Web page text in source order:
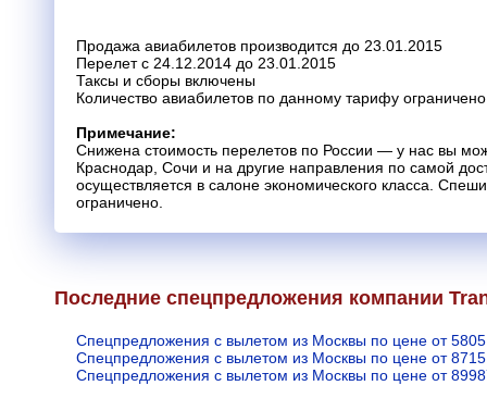
Продажа авиабилетов производится до 23.01.2015
Перелет с 24.12.2014 до 23.01.2015
Таксы и сборы включены
Количество авиабилетов по данному тарифу
Примечание:
Снижена стоимость перелетов по России — у нас вы
Краснодар, Сочи и на другие направления по самой
осуществляется в салоне экономического класса.
ограничено.
Последние спецпредложения компании
Спецпредложения с вылетом из Москвы по цене от
Спецпредложения с вылетом из Москвы по цене от
Спецпредложения с вылетом из Москвы по цене от